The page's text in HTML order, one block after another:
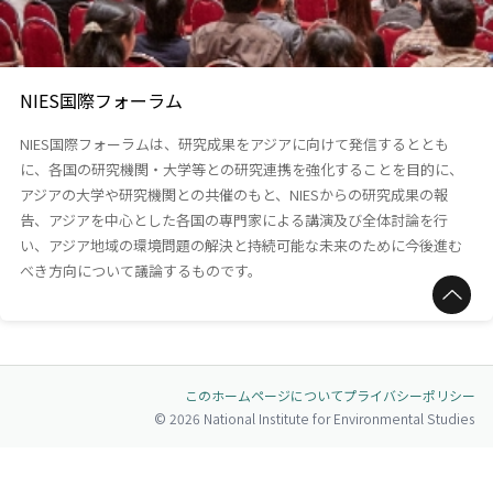
NIES国際フォーラム
NIES国際フォーラムは、研究成果をアジアに向けて発信するととも
に、各国の研究機関・大学等との研究連携を強化することを目的に、
アジアの大学や研究機関との共催のもと、NIESからの研究成果の報
告、アジアを中心とした各国の専門家による講演及び全体討論を行
い、アジア地域の環境問題の解決と持続可能な未来のために今後進む
べき方向について議論するものです。
ページトップへ
このホームページについてプライバシーポリシー
© 2026 National Institute for Environmental Studies